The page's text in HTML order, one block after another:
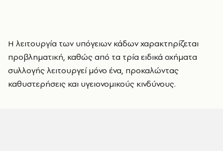
Η λειτουργία των υπόγειων κάδων χαρακτηρίζεται
προβληματική, καθώς από τα τρία ειδικά οχήματα
συλλογής λειτουργεί μόνο ένα, προκαλώντας
καθυστερήσεις και υγειονομικούς κινδύνους.